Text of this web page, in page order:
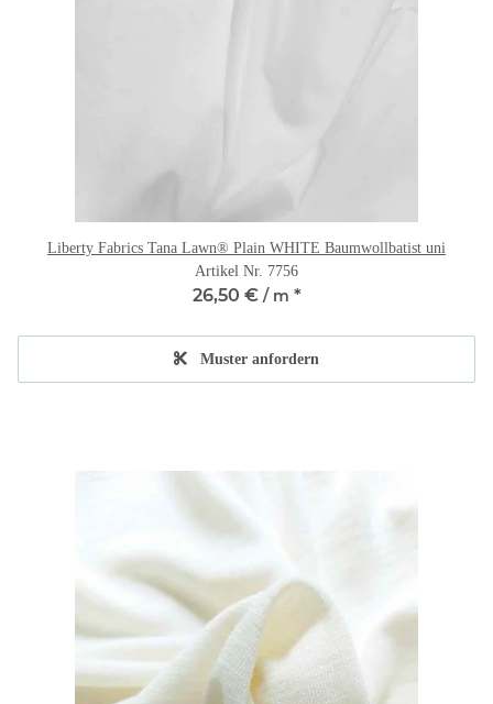
Liberty Fabrics Tana Lawn® Plain WHITE Baumwollbatist uni
Artikel Nr. 7756
26,50 €/ m *
Muster anfordern